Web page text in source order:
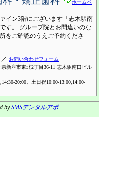
ホームペ
イン3階にございます「志木駅南
す。 グループ院とお間違いのな
をご確認のうえご予約くださ
／ お問い合わせフォーム
県新座市東北2丁目36-11 志木駅南口ビル
20:00。土日祝10:00-13:00,14:00-
bySMSデンタルアポ